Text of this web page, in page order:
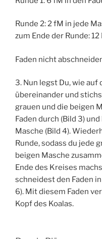
Runde 2: 2 fM in jede
zum Ende der Runde:
Faden nicht
3. Nun legst Du, wie auf
übereinander und
grauen und die beigen
Faden durch (Bild 3)
Masche (Bild 4).
Runde, sodass du jede
beigen Masche
Ende des Kreises
schneidest den Faden
6). Mit diesem Faden
Kopf des Koalas.